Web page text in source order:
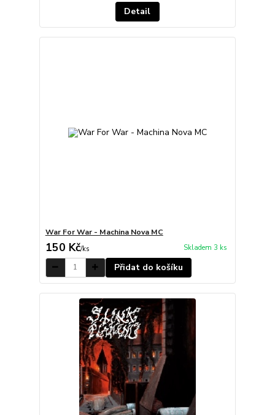
Detail
War For War - Machina Nova MC
150 Kč/ks Skladem 3 ks
Přidat do košíku